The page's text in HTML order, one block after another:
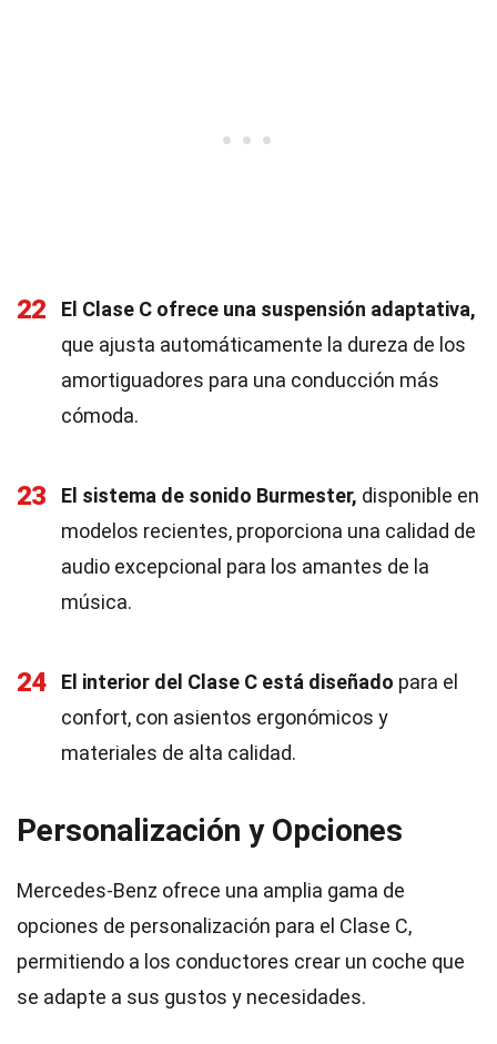
22
El Clase C ofrece una suspensión adaptativa,
que ajusta automáticamente la dureza de los
amortiguadores para una conducción más
cómoda.
23 El sistema de sonido Burmester, disponible en
modelos recientes, proporciona una calidad de
audio excepcional para los amantes de la
música.
24 El interior del Clase C está diseñado para el
confort, con asientos ergonómicos y
materiales de alta calidad.
Personalización y Opciones
Mercedes-Benz ofrece una amplia gama de
opciones de personalización para el Clase C,
permitiendo a los conductores crear un coche que
se adapte a sus gustos y necesidades.